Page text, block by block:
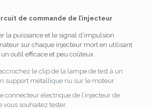
de commande de l’injecteur
la puissance et le signal d’impulsion
sur chaque injecteur mort en utilisant
outil efficace et peu coûteux.
le clip de la lampe de test à un
support métallique nu sur le moteur.
connecteur électrique de l’injecteur de
souhaitez tester.